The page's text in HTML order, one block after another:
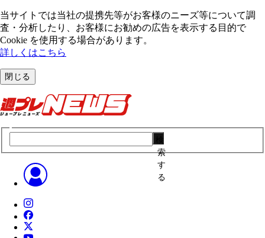
当サイトでは当社の提携先等がお客様のニーズ等について調
査・分析したり、お客様にお勧めの広告を表⽰する⽬的で
Cookie を使⽤する場合があります。
詳しくはこちら
閉じる
索
す
る